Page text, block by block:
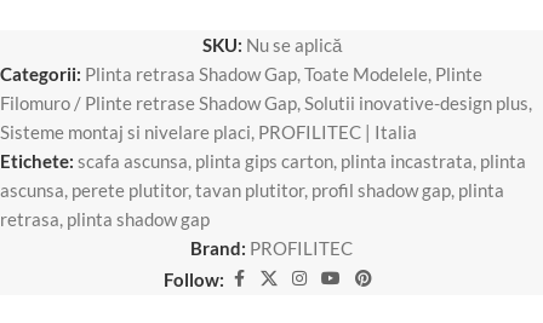
SKU: Nu se aplică
Categorii: Plinta retrasa Shadow Gap,Toate Modelele, Plinte
Filomuro / Plinte retrase Shadow Gap,Solutii inovative-design plus,
Sisteme montaj si nivelare placi, PROFILITEC | Italia
Etichete: scafa ascunsa, plinta gips carton, plinta incastrata, plinta
ascunsa, perete plutitor,tavan plutitor, profil shadow gap, plinta
retrasa, plinta shadow gap
Brand: PROFILITEC
Follow: